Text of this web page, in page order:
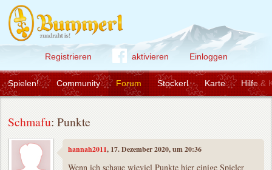
Registrieren aktivieren Einloggen
Community Forum Stockerl Karte Hilfe &
Spielen!
Schmafu: Punkte
hannah2011, 17. Dezember 2020, um 20:36
Wenn ich schaue wieviel Punkte hier einige Spieler